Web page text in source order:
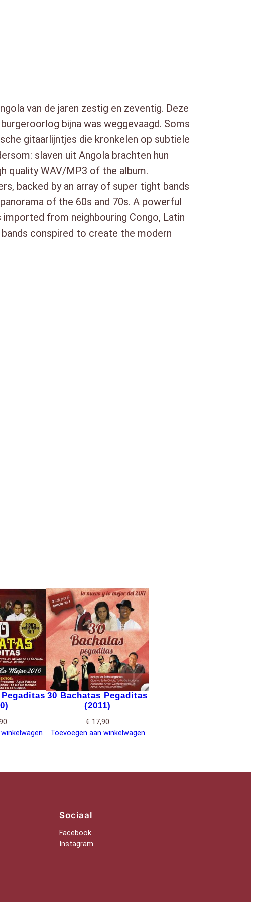
Dedo (4:02)
Mama (5:35)
van de jaren zestig en zeventig. Deze
bijna was weggevaagd. Soms
gitaarlijntjes die kronkelen op subtiele
slaven uit Angola brachten hun
quality WAV/MP3 of the album.
backed by an array of super tight bands
of the 60s and 70s. A powerful
from neighbouring Congo, Latin
conspired to create the modern
30 Bachatas Pegaditas
(2011)
€ 17,90
Toevoegen aan winkelwagen
Sociaal
Facebook
Instagram